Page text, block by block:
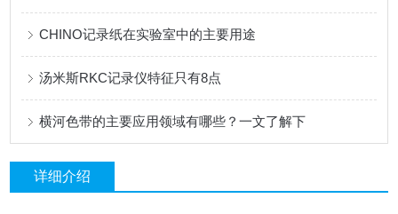
CHINO记录纸在实验室中的主要用途
汤米斯RKC记录仪特征只有8点
横河色带的主要应用领域有哪些？一文了解下
详细介绍